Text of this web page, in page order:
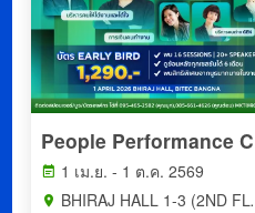
1 เม.ย. - 1 ต.ค. 2569
BHIRAJ HALL 1-3 (2ND FLOOR) BITEC BANGNA